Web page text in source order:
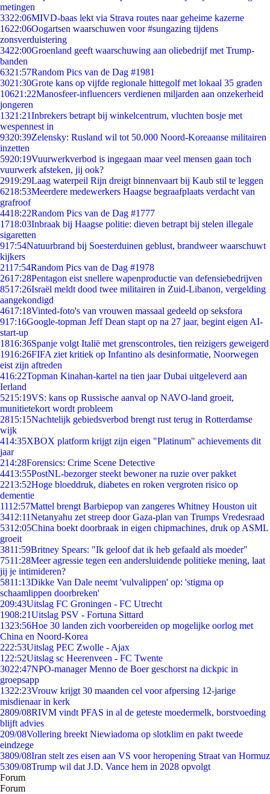
metingen
3322:06MIVD-baas lekt via Strava routes naar geheime kazerne
1622:06Oogartsen waarschuwen voor #sungazing tijdens
zonsverduistering
3422:00Groenland geeft waarschuwing aan oliebedrijf met Trump-
banden
6321:57Random Pics van de Dag #1981
3021:30Grote kans op vijfde regionale hittegolf met lokaal 35 graden
10621:22Manosfeer-influencers verdienen miljarden aan onzekerheid
jongeren
1321:21Inbrekers betrapt bij winkelcentrum, vluchten bosje met
wespennest in
9320:39Zelensky: Rusland wil tot 50.000 Noord-Koreaanse militairen
inzetten
5920:19Vuurwerkverbod is ingegaan maar veel mensen gaan toch
vuurwerk afsteken, jij ook?
2919:29Laag waterpeil Rijn dreigt binnenvaart bij Kaub stil te leggen
6218:53Meerdere medewerkers Haagse begraafplaats verdacht van
grafroof
4418:22Random Pics van de Dag #1777
1718:03Inbraak bij Haagse politie: dieven betrapt bij stelen illegale
sigaretten
917:54Natuurbrand bij Soesterduinen geblust, brandweer waarschuwt
kijkers
2117:54Random Pics van de Dag #1978
2617:28Pentagon eist snellere wapenproductie van defensiebedrijven
8517:26Israël meldt dood twee militairen in Zuid-Libanon, vergelding
aangekondigd
4617:18Vinted-foto's van vrouwen massaal gedeeld op seksfora
917:16Google-topman Jeff Dean stapt op na 27 jaar, begint eigen AI-
start-up
1816:36Spanje volgt Italië met grenscontroles, tien reizigers geweigerd
1916:26FIFA ziet kritiek op Infantino als desinformatie, Noorwegen
eist zijn aftreden
416:22Topman Kinahan-kartel na tien jaar Dubai uitgeleverd aan
Ierland
5215:19VS: kans op Russische aanval op NAVO-land groeit,
munitietekort wordt probleem
2815:15Nachtelijk gebiedsverbod brengt rust terug in Rotterdamse
wijk
414:35XBOX platform krijgt zijn eigen "Platinum" achievements dit
jaar
214:28Forensics: Crime Scene Detective
4413:55PostNL-bezorger steekt bewoner na ruzie over pakket
2213:52Hoge bloeddruk, diabetes en roken vergroten risico op
dementie
1112:57Mattel brengt Barbiepop van zangeres Whitney Houston uit
3412:11Netanyahu zet streep door Gaza-plan van Trumps Vredesraad
5312:05China boekt doorbraak in eigen chipmachines, druk op ASML
groeit
3811:59Britney Spears: "Ik geloof dat ik heb gefaald als moeder"
7511:28Meer agressie tegen een andersluidende politieke mening, laat
jij je intimideren?
5811:13Dikke Van Dale neemt 'vulvalippen' op: 'stigma op
schaamlippen doorbreken'
209:43Uitslag FC Groningen - FC Utrecht
1908:21Uitslag PSV - Fortuna Sittard
1323:56Hoe 30 landen zich voorbereiden op mogelijke oorlog met
China en Noord-Korea
222:53Uitslag PEC Zwolle - Ajax
1 22:52Uitslag sc Heerenveen - FC Twente
3022:47NPO-manager Menno de Boer geschorst na dickpic in
groepsapp
1322:23Vrouw krijgt 30 maanden cel voor afpersing 12-jarige
misdienaar in kerk
2809/08RIVM vindt PFAS in al de geteste moedermelk, borstvoeding
blijft advies
209/08Vollering breekt Niewiadoma op slotklim en pakt tweede
eindzege
3809/08Iran stelt zes eisen aan VS voor heropening Straat van Hormuz
5309/08Trump wil dat J.D. Vance hem in 2028 opvolgt
Forum
Forum